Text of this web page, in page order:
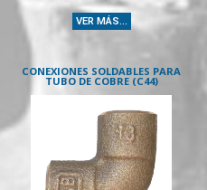
VER MÁS...
CONEXIONES SOLDABLES PARA
TUBO DE COBRE (C44)